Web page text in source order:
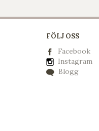
FÖLJ OSS
Facebook
Instagram
Blogg